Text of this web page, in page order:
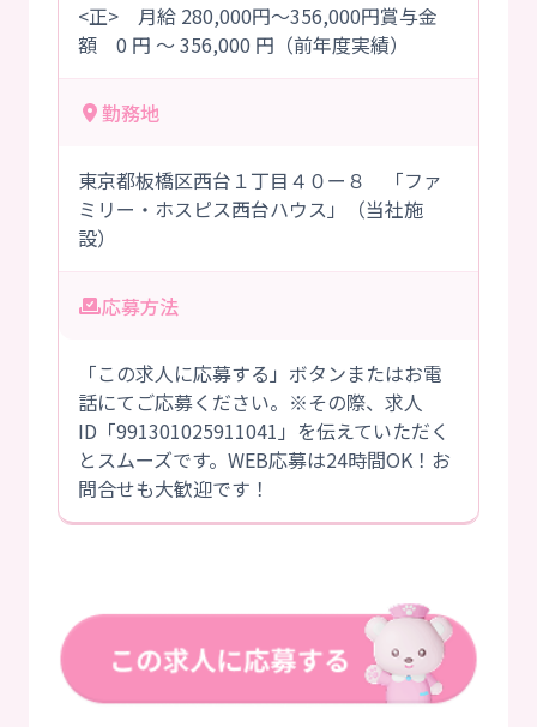
<正> 月給 280,000円～356,000円賞与金
額 0 円 ～ 356,000 円（前年度実績）
勤務地
東京都板橋区西台１丁目４０ー８ 「ファ
ミリー・ホスピス西台ハウス」（当社施
設）
応募方法
「この求人に応募する」ボタンまたはお電
話にてご応募ください。※その際、求人
ID「991301025911041」を伝えていただく
とスムーズです。WEB応募は24時間OK！お
問合せも大歓迎です！